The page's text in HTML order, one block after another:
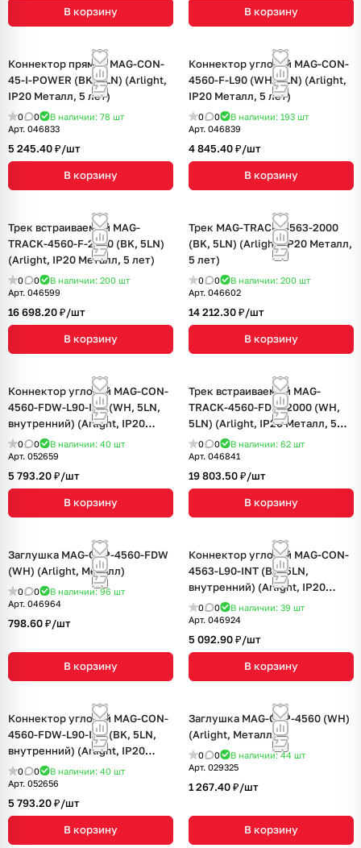
В корзину В корзину
Коннектор прямой MAG-CON-
45-I-POWER (BK, 5LN) (Arlight,
IP20 Металл, 5 лет)
0 0 В наличии: 78 шт
Арт. 046833
5 245.40 ₽/шт
В корзину
Коннектор угловой MAG-CON-
4560-F-L90 (WH, 5LN) (Arlight,
IP20 Металл, 5 лет)
0 0 В наличии: 193 шт
Арт. 046839
4 845.40 ₽/шт
В корзину
Трек встраиваемый MAG-
TRACK-4560-F-2040 (BK, 5LN)
(Arlight, IP20 Металл, 5 лет)
0 0 В наличии: 200 шт
Арт. 046599
16 698.20 ₽/шт
В корзину
Трек MAG-TRACK-4563-2000
(BK, 5LN) (Arlight, IP20 Металл,
5 лет)
0 0 В наличии: 200 шт
Арт. 046602
14 212.30 ₽/шт
В корзину
Коннектор угловой MAG-CON-
4560-FDW-L90-INT (WH, 5LN,
внутренний) (Arlight, IP20
Металл, 5 лет)
0 0 В наличии: 40 шт
Арт. 052659
5 793.20 ₽/шт
В корзину
Трек встраиваемый MAG-
TRACK-4560-FDW-2000 (WH,
5LN) (Arlight, IP20 Металл, 5
лет)
0 0 В наличии: 62 шт
Арт. 046841
19 803.50 ₽/шт
В корзину
Заглушка MAG-CAP-4560-FDW
(WH) (Arlight, Металл)
0 0 В наличии: 96 шт
Арт. 046964
798.60 ₽/шт
В корзину
Коннектор угловой MAG-CON-
4563-L90-INT (BK, 5LN,
внутренний) (Arlight, IP20
Металл, 5 лет)
0 0 В наличии: 39 шт
Арт. 046924
5 092.90 ₽/шт
В корзину
Коннектор угловой MAG-CON-
4560-FDW-L90-INT (BK, 5LN,
внутренний) (Arlight, IP20
Металл, 5 лет)
0 0 В наличии: 40 шт
Арт. 052656
5 793.20 ₽/шт
В корзину
Заглушка MAG-CAP-4560 (WH)
(Arlight, Металл)
0 0 В наличии: 44 шт
Арт. 029325
1 267.40 ₽/шт
В корзину